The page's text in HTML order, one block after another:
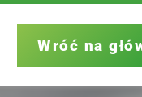
Wróć na